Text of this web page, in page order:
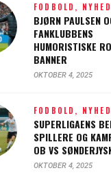
FODBOLD,
BJØRN PAULSEN
FANKLUBBENS
HUMORISTISKE
BANNER
OKTOBER 4, 2025
FODBOLD,
SUPERLIGAENS
SPILLERE OG
OB VS
OKTOBER 4, 2025